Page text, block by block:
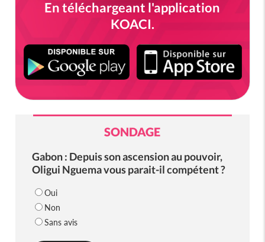
En téléchargeant l'application
KOACI.
SONDAGE
Gabon : Depuis son ascension au pouvoir,
Oligui Nguema vous parait-il compétent ?
Oui
Non
Sans avis